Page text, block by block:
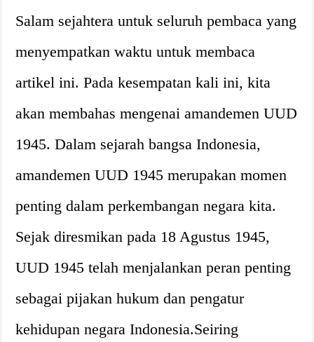
Salam sejahtera untuk seluruh pembaca yang
menyempatkan waktu untuk membaca
artikel ini. Pada kesempatan kali ini, kita
akan membahas mengenai amandemen UUD
1945. Dalam sejarah bangsa Indonesia,
amandemen UUD 1945 merupakan momen
penting dalam perkembangan negara kita.
Sejak diresmikan pada 18 Agustus 1945,
UUD 1945 telah menjalankan peran penting
sebagai pijakan hukum dan pengatur
kehidupan negara Indonesia.Seiring